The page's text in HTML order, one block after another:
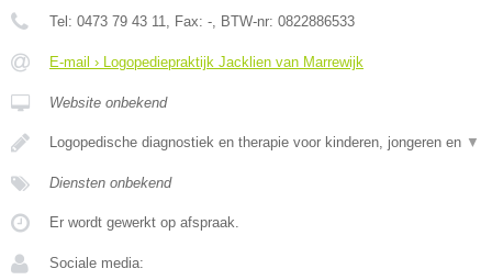
Tel: 0473 79 43 11 , Fax: - , BTW-nr: 0822886533
E-mail › Logopediepraktijk Jacklien van Marrewijk
Website onbekend
Logopedische diagnostiek en therapie voor kinderen, jongeren en ▼
Diensten onbekend
Er wordt gewerkt op afspraak.
Sociale media: